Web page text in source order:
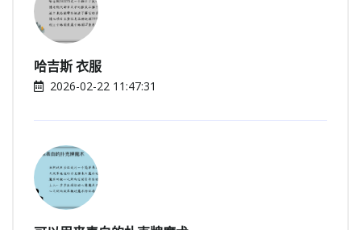
哈吉斯 衣服
2026-02-22 11:47:31